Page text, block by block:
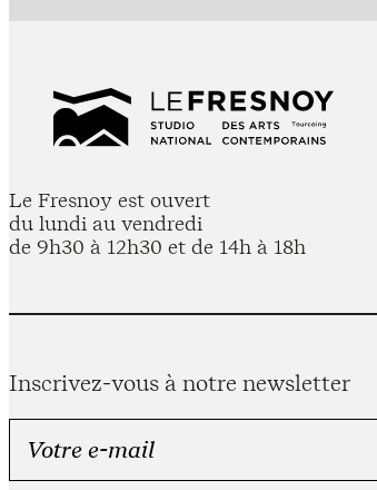
Le Fresnoy est ouvert
du lundi au vendredi
de 9h30 à 12h30 et de 14h à 18h
Inscrivez-vous à notre newsletter